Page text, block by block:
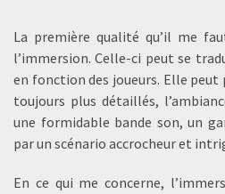
La première qualité qu’il me
l’immersion. Celle-ci peut se
en fonction des joueurs. Elle peut
toujours plus détaillés,
une formidable bande son, un
par un scénario accrocheur et
En ce qui me concerne,